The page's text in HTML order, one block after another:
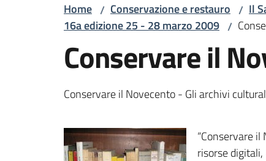
Home / Conservazione e restauro / Il
16a edizione 25 - 28 marzo 2009 /
Conservare il
Conservare il Novecento - Gli archivi
“Conservare
risorse